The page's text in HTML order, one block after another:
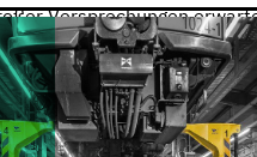
Versprechungen